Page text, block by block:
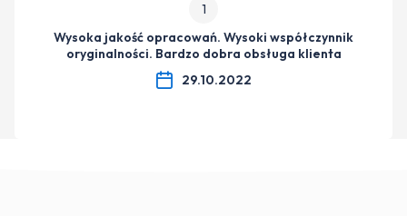
1
Wysoka jakość opracowań. Wysoki współczynnik
oryginalności. Bardzo dobra obsługa klienta
29.10.2022